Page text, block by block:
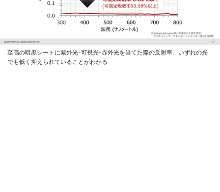
至高の暗黒シートに紫外光-可視光-赤外光を当てた際の反射率。いずれの光
でも低く抑えられていることがわかる